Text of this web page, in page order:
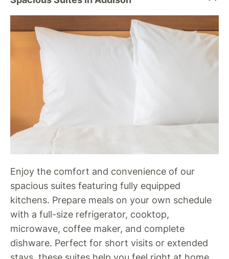
Enjoy the comfort and convenience of our
spacious suites featuring fully equipped
kitchens. Prepare meals on your own schedule
with a full-size refrigerator, cooktop,
microwave, coffee maker, and complete
dishware. Perfect for short visits or extended